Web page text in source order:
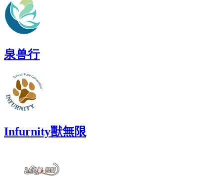
泉兽行
Infurnity獸無限